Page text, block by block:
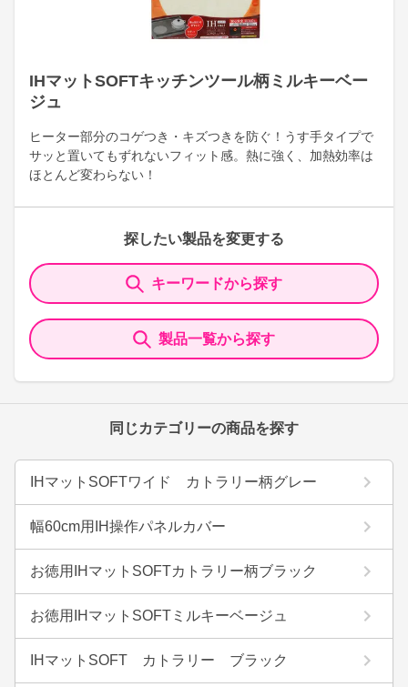
IHマットSOFTキッチンツール柄ミルキーベー
ジュ
ヒーター部分のコゲつき・キズつきを防ぐ！うす手タイプで
サッと置いてもずれないフィット感。熱に強く、加熱効率は
ほとんど変わらない！
探したい製品を変更する
キーワードから探す
製品一覧から探す
同じカテゴリーの商品を探す
IHマットSOFTワイド カトラリー柄グレー
幅60cm用IH操作パネルカバー
お徳用IHマットSOFTカトラリー柄ブラック
お徳用IHマットSOFTミルキーベージュ
IHマットSOFT カトラリー ブラック